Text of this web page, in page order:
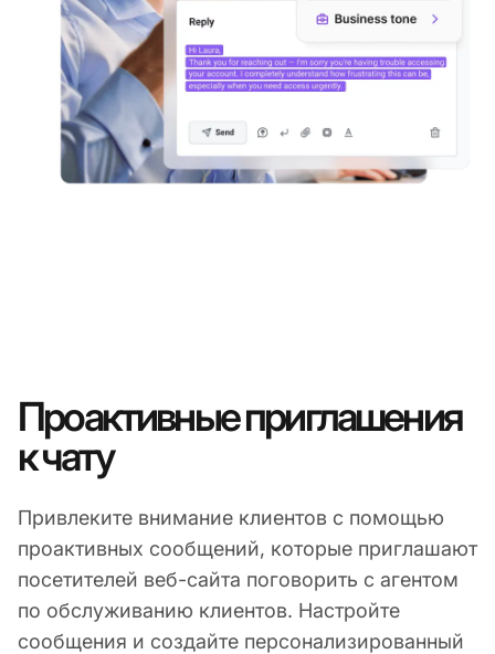
Проактивные приглашения
к чату
Привлеките внимание клиентов с помощью
проактивных сообщений, которые приглашают
посетителей веб-сайта поговорить с агентом
по обслуживанию клиентов. Настройте
сообщения и создайте персонализированный